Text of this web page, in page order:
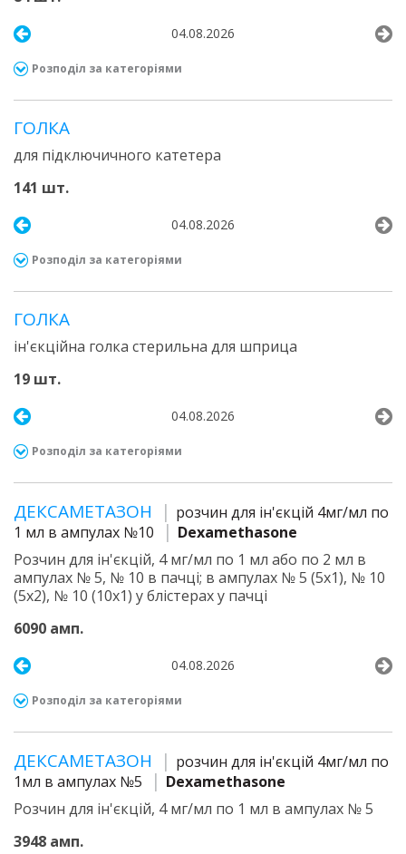
04.08.2026
Розподіл за категоріями
ГОЛКА
для підключичного катетера
141 шт.
04.08.2026
Розподіл за категоріями
ГОЛКА
ін'єкційна голка стерильна для шприца
19 шт.
04.08.2026
Розподіл за категоріями
ДЕКСАМЕТАЗОН
розчин для ін'єкцій 4мг/мл по
1 мл в ампулах №10
Dexamethasone
Розчин для ін'єкцій, 4 мг/мл по 1 мл або по 2 мл в
ампулах № 5, № 10 в пачці; в ампулах № 5 (5х1), № 10
(5х2), № 10 (10х1) у блістерах у пачці
6090 амп.
04.08.2026
Розподіл за категоріями
ДЕКСАМЕТАЗОН
розчин для ін'єкцій 4мг/мл по
1мл в ампулах №5
Dexamethasone
Розчин для ін'єкцій, 4 мг/мл по 1 мл в ампулах № 5
3948 амп.